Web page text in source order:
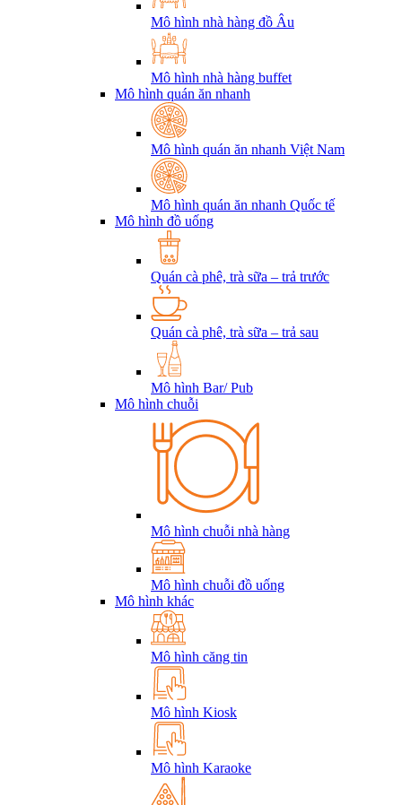
Mô hình nhà hàng đồ Âu
Mô hình nhà hàng buffet
Mô hình quán ăn nhanh
Mô hình quán ăn nhanh Việt Nam
Mô hình quán ăn nhanh Quốc tế
Mô hình đồ uống
Quán cà phê, trà sữa – trả trước
Quán cà phê, trà sữa – trả sau
Mô hình Bar/ Pub
Mô hình chuỗi
Mô hình chuỗi nhà hàng
Mô hình chuỗi đồ uống
Mô hình khác
Mô hình căng tin
Mô hình Kiosk
Mô hình Karaoke